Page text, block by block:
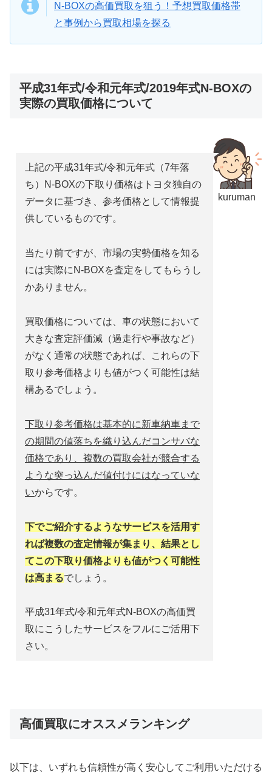
N-BOXの高価買取を狙う！予想買取価格帯
と事例から買取相場を探る
平成31年式/令和元年式/2019年式N-BOXの
実際の買取価格について
kuruman
上記の平成31年式/令和元年式（7年落
ち）N-BOXの下取り価格はトヨタ独自の
データに基づき、参考価格として情報提
供しているものです。
当たり前ですが、市場の実勢価格を知る
には実際にN-BOXを査定をしてもらうし
かありません。
買取価格については、車の状態において
大きな査定評価減（過走行や事故など）
がなく通常の状態であれば、これらの下
取り参考価格よりも値がつく可能性は結
構あるでしょう。
下取り参考価格は基本的に新車納車まで
の期間の値落ちを織り込んだコンサバな
価格であり、複数の買取会社が競合する
ような突っ込んだ値付けにはなっていな
いからです。
下でご紹介するようなサービスを活用す
れば複数の査定情報が集まり、結果とし
てこの下取り価格よりも値がつく可能性
は高まるでしょう。
平成31年式/令和元年式N-BOXの高価買
取にこうしたサービスをフルにご活用下
さい。
高価買取にオススメランキング
以下は、いずれも信頼性が高く安心してご利用いただける